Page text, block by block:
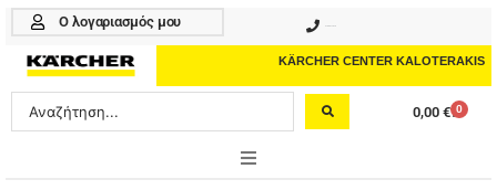
Μετάβαση
περιεχόμενο
Ο λογαριασμός μου
KÄRCHER CENTER KALOTERAKIS
Search
...
0,00 € 0
Cart